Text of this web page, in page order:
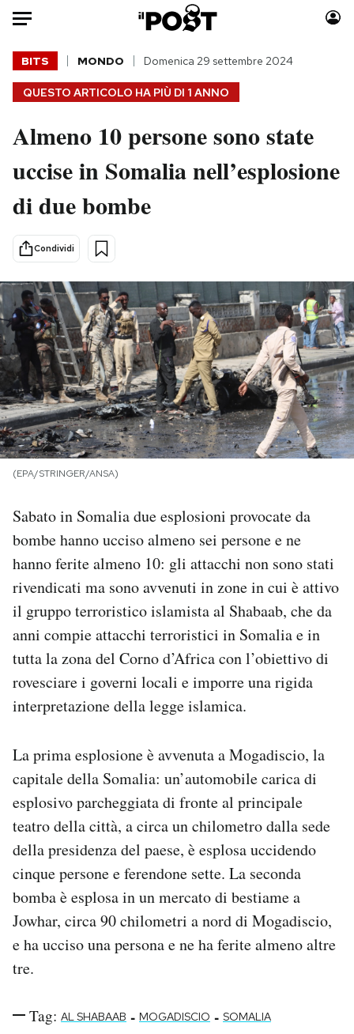
Auto
HOME
Italia
Politica
Tecnologia
Scienza
Economia
Sport
Moda
Consumismi
Altrecose
Mondiali calcio 2026
PODCAST
NEWSLETTER
SHOP
CALENDARIO
AREA PERSONALE
Area Personale
Newsletter
Hai bisogno di aiuto?
Esci
QUESTO ARTICOLO HA PIÙ DI 1 ANNO
BITS MONDO Domenica 29 settembre 2024
Almeno 10 persone sono state
uccise in Somalia nell’esplosione
di due bombe
Condividi
(EPA/STRINGER/ANSA)
Sabato in Somalia due esplosioni provocate da
bombe hanno ucciso almeno sei persone e ne
hanno ferite almeno 10: gli attacchi non sono stati
rivendicati ma sono avvenuti in zone in cui è attivo
il gruppo terroristico islamista al Shabaab, che da
anni compie attacchi terroristici in Somalia e in
tutta la zona del Corno d’Africa con l’obiettivo di
rovesciare i governi locali e imporre una rigida
interpretazione della legge islamica.
La prima esplosione è avvenuta a Mogadiscio, la
capitale della Somalia: un’automobile carica di
esplosivo parcheggiata di fronte al principale
teatro della città, a circa un chilometro dalla sede
della presidenza del paese, è esplosa uccidendo
cinque persone e ferendone sette. La seconda
bomba è esplosa in un mercato di bestiame a
Jowhar, circa 90 chilometri a nord di Mogadiscio,
e ha ucciso una persona e ne ha ferite almeno altre
tre.
Tag: AL SHABAAB - MOGADISCIO - SOMALIA